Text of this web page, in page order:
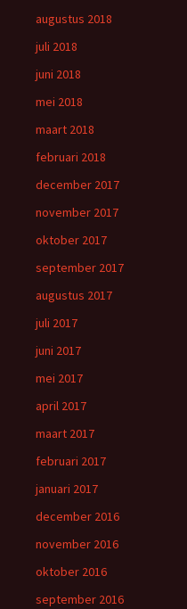
augustus 2018
juli 2018
juni 2018
mei 2018
maart 2018
februari 2018
december 2017
november 2017
oktober 2017
september 2017
augustus 2017
juli 2017
juni 2017
mei 2017
april 2017
maart 2017
februari 2017
januari 2017
december 2016
november 2016
oktober 2016
september 2016